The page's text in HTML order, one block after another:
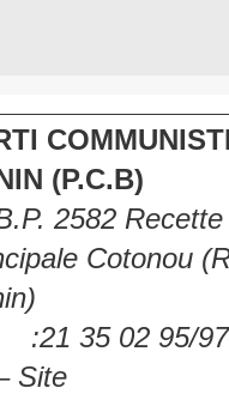
(P.C.B)
2582 Recette
Cotonou
:21 35 02 95/
Site